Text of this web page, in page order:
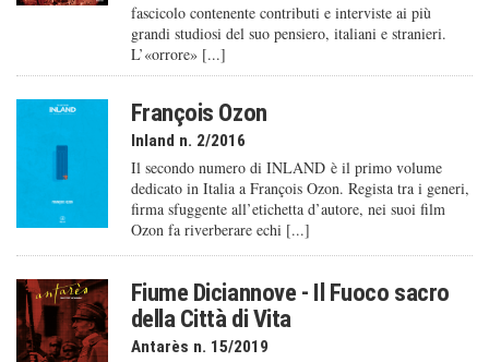
fascicolo contenente contributi e interviste ai più
grandi studiosi del suo pensiero, italiani e stranieri.
L’«orrore» [...]
François Ozon
Inland n. 2/2016
Il secondo numero di INLAND è il primo volume
dedicato in Italia a François Ozon. Regista tra i generi,
firma sfuggente all’etichetta d’autore, nei suoi film
Ozon fa riverberare echi [...]
Fiume Diciannove - Il Fuoco sacro
della Città di Vita
Antarès n. 15/2019